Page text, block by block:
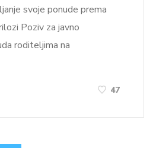
svoje ponude prema
Poziv za javno
roditeljima na
47